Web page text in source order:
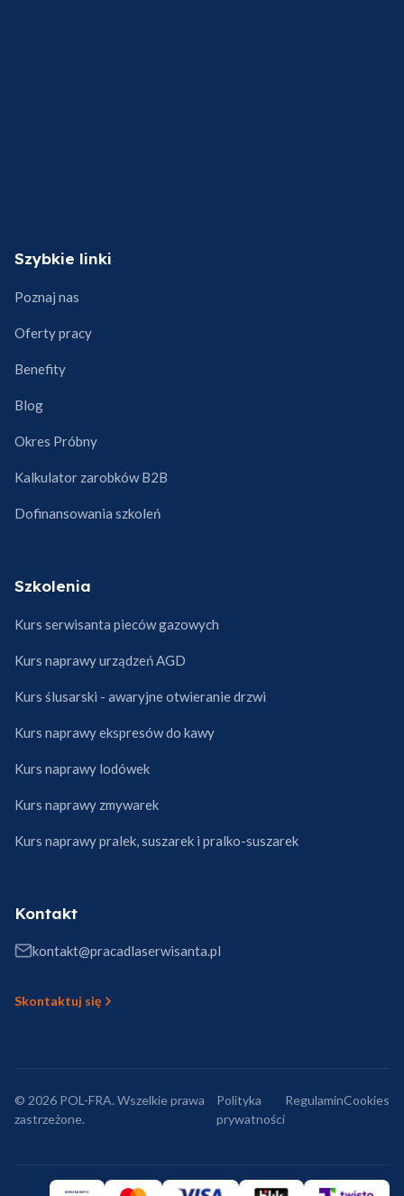
Szybkie linki
Poznaj nas
Oferty pracy
Benefity
Blog
Okres Próbny
Kalkulator zarobków B2B
Dofinansowania szkoleń
Szkolenia
Kurs serwisanta pieców gazowych
Kurs naprawy urządzeń AGD
Kurs ślusarski - awaryjne otwieranie drzwi
Kurs naprawy ekspresów do kawy
Kurs naprawy lodówek
Kurs naprawy zmywarek
Kurs naprawy pralek, suszarek i pralko-suszarek
Kontakt
kontakt@pracadlaserwisanta.pl
Skontaktuj się
© 2026 POL-FRA. Wszelkie prawa
zastrzeżone.
Polityka
prywatności
RegulaminCookies